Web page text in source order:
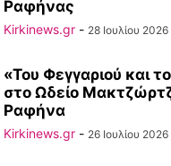
Ραφήνας
Kirkinews.gr - 28 Ιουλίου 2026
«Του Φεγγαριού και
στο Ωδείο
Ραφήνα
Kirkinews.gr - 26 Ιουλίου 2026